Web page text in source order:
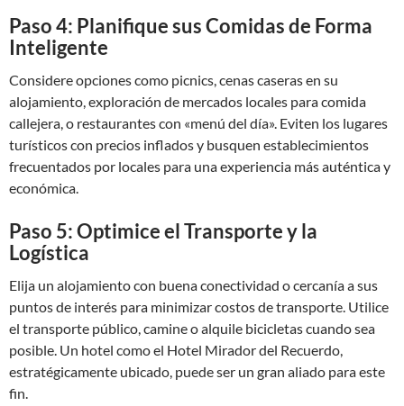
Paso 4: Planifique sus Comidas de Forma
Inteligente
Considere opciones como picnics, cenas caseras en su
alojamiento, exploración de mercados locales para comida
callejera, o restaurantes con «menú del día». Eviten los lugares
turísticos con precios inflados y busquen establecimientos
frecuentados por locales para una experiencia más auténtica y
económica.
Paso 5: Optimice el Transporte y la
Logística
Elija un alojamiento con buena conectividad o cercanía a sus
puntos de interés para minimizar costos de transporte. Utilice
el transporte público, camine o alquile bicicletas cuando sea
posible. Un hotel como el Hotel Mirador del Recuerdo,
estratégicamente ubicado, puede ser un gran aliado para este
fin.